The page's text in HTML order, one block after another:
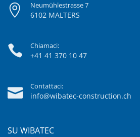
Neumühlestrasse 7
6102 MALTERS
Chiamaci:
+41 41 370 10 47
Contattaci:
info@wibatec-construction.ch
SU WIBATEC